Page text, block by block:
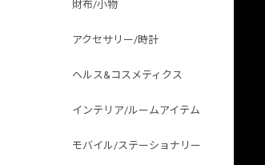
財布/小物
アクセサリー/時計
ヘルス&コスメティクス
インテリア/ルームアイテム
モバイル/ステーショナリー